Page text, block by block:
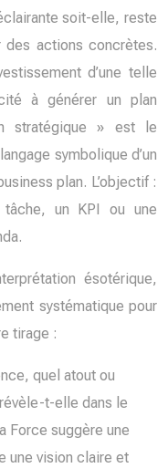
soit-elle, reste
actions concrètes.
d’une telle
à générer un plan
stratégique » est le
symbolique d’un
plan. L’objectif :
tâche, un KPI ou une
ésotérique,
systématique pour
tirage :
quel atout ou
t-elle dans le
Force suggère une
une vision claire et